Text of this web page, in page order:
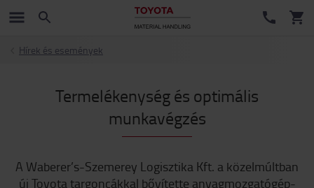
Hírek és események
Termelékenység és optimális
munkavégzés
A Waberer’s-Szemerey Logisztika Kft. a közelmúltban
új Toyota targoncákkal bővítette anyagmozgatógép-